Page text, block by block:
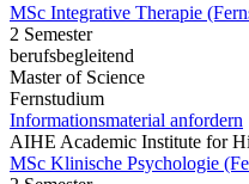
MSc Integrative Therapie
2 Semester
berufsbegleitend
Master of Science
Fernstudium
Informationsmaterial anfordern
AIHE Academic Institute for
MSc Klinische Psychologie